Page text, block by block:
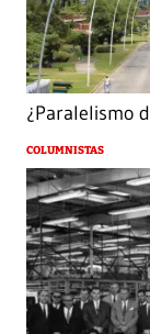
¿Paralelismo
COLUMNISTAS